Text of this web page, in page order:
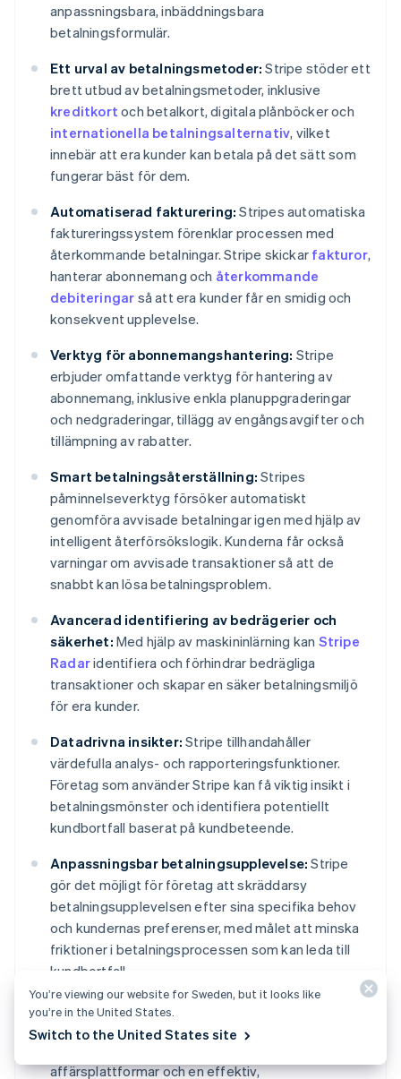
anpassningsbara, inbäddningsbara
betalningsformulär.
Ett urval av betalningsmetoder: Stripe stöder ett
brett utbud av betalningsmetoder, inklusive
kreditkort och betalkort, digitala plånböcker och
internationella betalningsalternativ, vilket
innebär att era kunder kan betala på det sätt som
fungerar bäst för dem.
Automatiserad fakturering: Stripes automatiska
faktureringssystem förenklar processen med
återkommande betalningar. Stripe skickar fakturor,
hanterar abonnemang och återkommande
debiteringar så att era kunder får en smidig och
konsekvent upplevelse.
Verktyg för abonnemangshantering: Stripe
erbjuder omfattande verktyg för hantering av
abonnemang, inklusive enkla planuppgraderingar
och nedgraderingar, tillägg av engångsavgifter och
tillämpning av rabatter.
Smart betalningsåterställning: Stripes
påminnelseverktyg försöker automatiskt
genomföra avvisade betalningar igen med hjälp av
intelligent återförsökslogik. Kunderna får också
varningar om avvisade transaktioner så att de
snabbt kan lösa betalningsproblem.
Avancerad identifiering av bedrägerier och
säkerhet: Med hjälp av maskininlärning kan Stripe
Radaridentifiera och förhindrar bedrägliga
transaktioner och skapar en säker betalningsmiljö
för era kunder.
Datadrivna insikter: Stripe tillhandahåller
värdefulla analys- och rapporteringsfunktioner.
Företag som använder Stripe kan få viktig insikt i
betalningsmönster och identifiera potentiellt
kundbortfall baserat på kundbeteende.
Anpassningsbar betalningsupplevelse: Stripe
gör det möjligt för företag att skräddarsy
betalningsupplevelsen efter sina specifika behov
och kundernas preferenser, med målet att minska
friktioner i betalningsprocessen som kan leda till
kundbortfall.
API-tillvägagångssätt:
API:er (Application Programming Interfaces)
affärsplattformar och en effektiv,
You’re viewing our website for Sweden, but it looks like
you’re in the United States.
Switch to the United States site